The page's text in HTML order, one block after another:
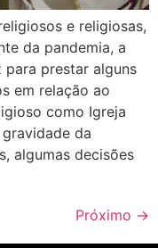
e religiosas,
da pandemia, a
para prestar alguns
em relação ao
como Igreja
da
algumas decisões
Próximo →